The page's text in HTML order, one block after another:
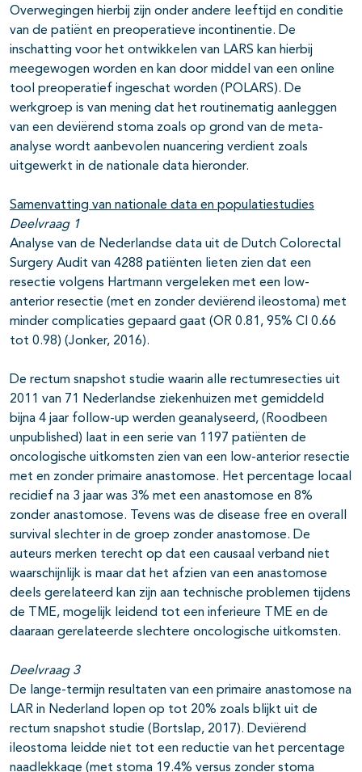
Overwegingen hierbij zijn onder andere leeftijd en conditie
van de patiënt en preoperatieve incontinentie. De
inschatting voor het ontwikkelen van LARS kan hierbij
meegewogen worden en kan door middel van een online
tool preoperatief ingeschat worden (POLARS). De
werkgroep is van mening dat het routinematig aanleggen
van een deviërend stoma zoals op grond van de meta-
analyse wordt aanbevolen nuancering verdient zoals
uitgewerkt in de nationale data hieronder.
Samenvatting van nationale data en populatiestudies
Deelvraag 1
Analyse van de Nederlandse data uit de Dutch Colorectal
Surgery Audit van 4288 patiënten lieten zien dat een
resectie volgens Hartmann vergeleken met een low-
anterior resectie (met en zonder deviërend ileostoma) met
minder complicaties gepaard gaat (OR 0.81, 95% CI 0.66
tot 0.98) (Jonker, 2016).
De rectum snapshot studie waarin alle rectumresecties uit
2011 van 71 Nederlandse ziekenhuizen met gemiddeld
bijna 4 jaar follow-up werden geanalyseerd, (Roodbeen
unpublished) laat in een serie van 1197 patiënten de
oncologische uitkomsten zien van een low-anterior resectie
met en zonder primaire anastomose. Het percentage locaal
recidief na 3 jaar was 3% met een anastomose en 8%
zonder anastomose. Tevens was de disease free en overall
survival slechter in de groep zonder anastomose. De
auteurs merken terecht op dat een causaal verband niet
waarschijnlijk is maar dat het afzien van een anastomose
deels gerelateerd kan zijn aan technische problemen tijdens
de TME, mogelijk leidend tot een inferieure TME en de
daaraan gerelateerde slechtere oncologische uitkomsten.
Deelvraag 3
De lange-termijn resultaten van een primaire anastomose na
LAR in Nederland lopen op tot 20% zoals blijkt uit de
rectum snapshot studie (Bortslap, 2017). Deviërend
ileostoma leidde niet tot een reductie van het percentage
naadlekkage (met stoma 19.4% versus zonder stoma